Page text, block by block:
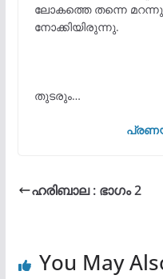
ലോകത്തെ തന്നെ
നോക്കിയിരുന്നു.
തുടരും…
ഹരിബാല : ഭാഗം 2
You May